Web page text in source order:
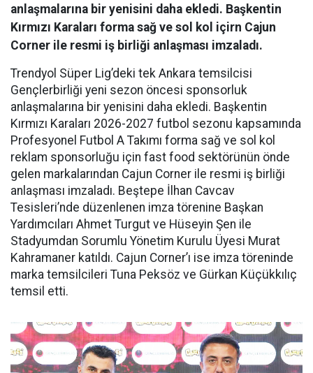
anlaşmalarına bir yenisini daha ekledi. Başkentin
Kırmızı Karaları forma sağ ve sol kol içirn Cajun
Corner ile resmi iş birliği anlaşması imzaladı.
Trendyol Süper Lig’deki tek Ankara temsilcisi
Gençlerbirliği yeni sezon öncesi sponsorluk
anlaşmalarına bir yenisini daha ekledi. Başkentin
Kırmızı Karaları 2026-2027 futbol sezonu kapsamında
Profesyonel Futbol A Takımı forma sağ ve sol kol
reklam sponsorluğu için fast food sektörünün önde
gelen markalarından Cajun Corner ile resmi iş birliği
anlaşması imzaladı. Beştepe İlhan Cavcav
Tesisleri’nde düzenlenen imza törenine Başkan
Yardımcıları Ahmet Turgut ve Hüseyin Şen ile
Stadyumdan Sorumlu Yönetim Kurulu Üyesi Murat
Kahramaner katıldı. Cajun Corner’ı ise imza töreninde
marka temsilcileri Tuna Peksöz ve Gürkan Küçükkılıç
temsil etti.